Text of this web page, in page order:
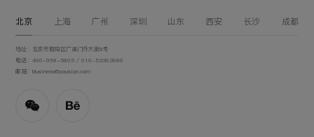
北京 上海 广州 深圳 山东 西安 长沙 成都
地址：北京市朝阳区广渠门外大街8号
电话：400-668-5805 / 010-53393980
邮箱：Business@pousion.com